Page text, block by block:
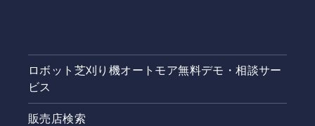
ロボット芝刈り機オートモア無料デモ・相談サー
ビス
販売店検索